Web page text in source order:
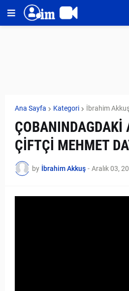
Ana Sayfa Kategori İbrahim
ÇOBANINDAGDAKİ
ÇİFTÇİ MEHMET
by İbrahim Akkuş - Aralık 03,